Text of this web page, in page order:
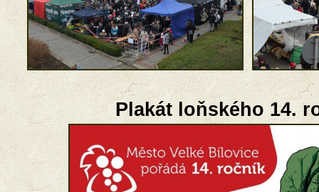
Plakát loňského 14.